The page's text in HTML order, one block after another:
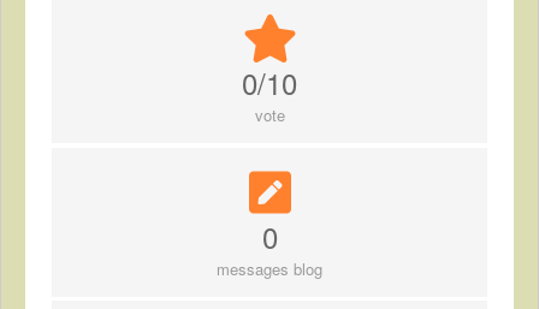
0/10
vote
0
messages blog